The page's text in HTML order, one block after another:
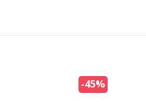
-45%